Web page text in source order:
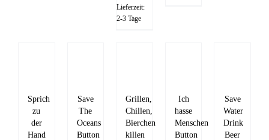
Lieferzeit:
2-3 Tage
Sprich
zu
der
Hand
Save
The
Oceans
Button
Grillen,
Chillen,
Bierchen
killen
Ich
hasse
Menschen
Button
Save
Water
Drink
Beer